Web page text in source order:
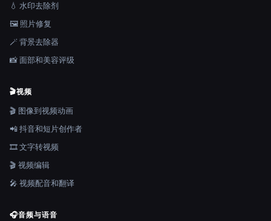
💧 水印去除剂
🖼️ 照片修复
🪄 背景去除器
📸 面部和美容评级
🎬视频
🎬 图像到视频动画
📲 抖音和短片创作者
🎞️ 文字转视频
🎬 视频编辑
🎤 视频配音和翻译
🎧音频与语音